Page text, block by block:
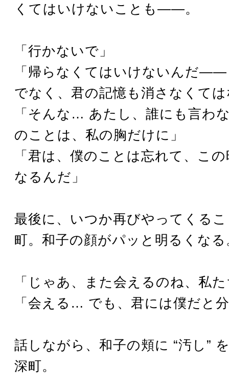
くてはいけないことも――。
「行かないで」
「帰らなくてはいけないんだ
でなく、君の記憶も消さなくて
「そんな… あたし、誰にも言わ
のことは、私の胸だけに」
「君は、僕のことは忘れて、こ
なるんだ」
最後に、いつか再びやってくる
町。和子の顔がパッと明るくなる
「じゃあ、また会えるのね、私
「会える… でも、君には僕だと
話しながら、和子の頬に “汚し”
深町。